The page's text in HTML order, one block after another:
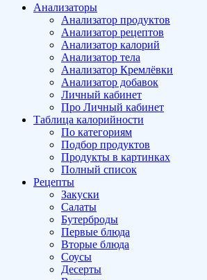
Анализаторы
Анализатор продуктов
Анализатор рецептов
Анализатор калорий
Анализатор тела
Анализатор Кремлёвки
Анализатор добавок
Личный кабинет
Про Личный кабинет
Таблица калорийности
По категориям
Подбор продуктов
Продукты в картинках
Полный список
Рецепты
Закуски
Салаты
Бутерброды
Первые блюда
Вторые блюда
Соусы
Десерты